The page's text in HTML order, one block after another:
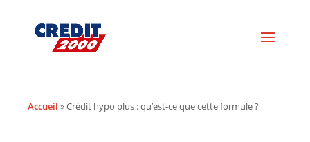
Accueil »Crédit hypo plus : qu’est-ce que cette formule ?